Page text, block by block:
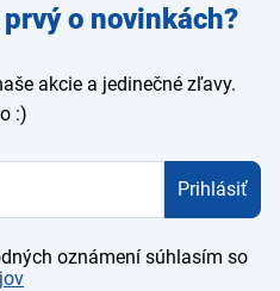
o novinkách?
akcie a jedinečné zľavy.
:)
Prihlásiť
oznámení súhlasím so